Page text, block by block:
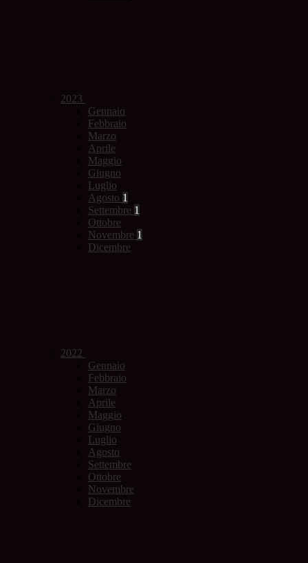
2023
Gennaio
Febbraio
Marzo
Aprile
Maggio
Giugno
Luglio
Agosto 1
Settembre 1
Ottobre
Novembre 1
Dicembre
2022
Gennaio
Febbraio
Marzo
Aprile
Maggio
Giugno
Luglio
Agosto
Settembre
Ottobre
Novembre
Dicembre